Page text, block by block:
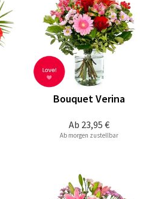
Ab 23,95 €
Bouquet Verina
Ab morgen zustellbar